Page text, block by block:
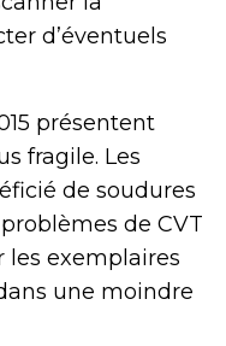
d’éventuels
présentent
fragile. Les
de soudures
de CVT
les exemplaires
une moindre